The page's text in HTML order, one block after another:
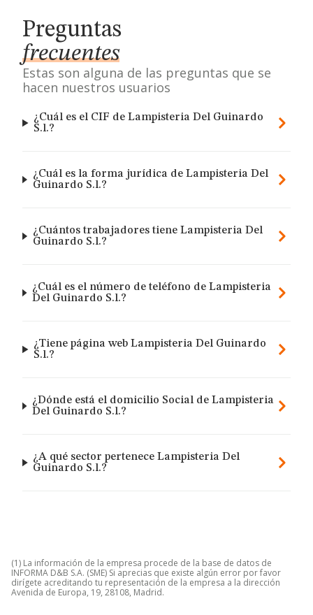
Preguntas
frecuentes
Estas son alguna de las preguntas que se
hacen nuestros usuarios
¿Cuál es el CIF de Lampisteria Del Guinardo
S.l.?
¿Cuál es la forma jurídica de Lampisteria Del
Guinardo S.l.?
¿Cuántos trabajadores tiene Lampisteria Del
Guinardo S.l.?
¿Cuál es el número de teléfono de Lampisteria
Del Guinardo S.l.?
¿Tiene página web Lampisteria Del Guinardo
S.l.?
¿Dónde está el domicilio Social de Lampisteria
Del Guinardo S.l.?
¿A qué sector pertenece Lampisteria Del
Guinardo S.l.?
(1) La información de la empresa procede de la base de datos de
INFORMA D&B S.A. (SME) Si aprecias que existe algún error por favor
dirígete acreditando tu representación de la empresa a la dirección
Avenida de Europa, 19, 28108, Madrid.